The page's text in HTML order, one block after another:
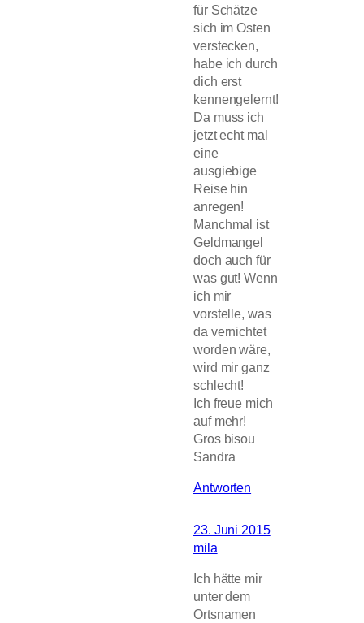
für Schätze
sich im Osten
verstecken,
habe ich durch
dich erst
kennengelernt!
Da muss ich
jetzt echt mal
eine
ausgiebige
Reise hin
anregen!
Manchmal ist
Geldmangel
doch auch für
was gut! Wenn
ich mir
vorstelle, was
da vernichtet
worden wäre,
wird mir ganz
schlecht!
Ich freue mich
auf mehr!
Gros bisou
Sandra
Antworten
23. Juni 2015
mila
Ich hätte mir
unter dem
Ortsnamen